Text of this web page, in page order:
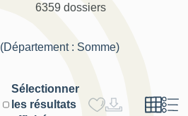
6359 dossiers
(Département : Somme)
Sélectionner
les résultats